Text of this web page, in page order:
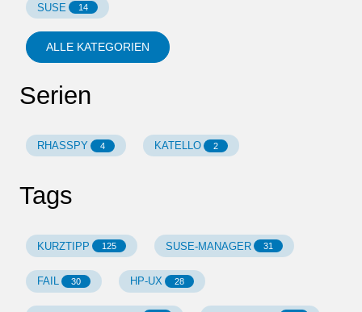
SUSE 14
ALLE KATEGORIEN
Serien
RHASSPY 4 KATELLO 2
Tags
KURZTIPP 125 SUSE-MANAGER 31
FAIL 30 HP-UX 28